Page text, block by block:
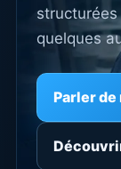
structurées
quelques
Parler